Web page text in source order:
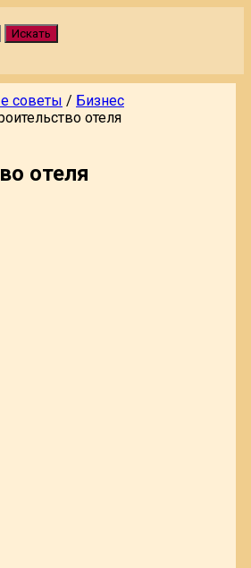
Искать
советы / Бизнес
отеля
отеля